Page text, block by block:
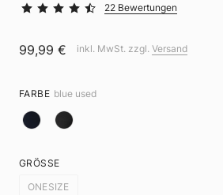
22 Bewertungen
99,99 € inkl. MwSt. zzgl. Versand
FARBE blue used
GRÖSSE
ONESIZE